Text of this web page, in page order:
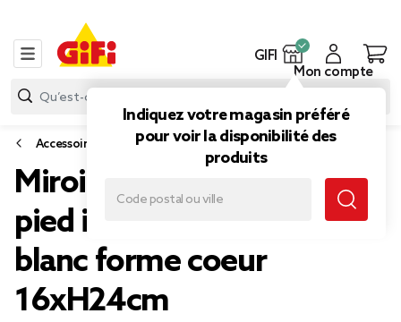
GIFI
Indiquez votre magasin préféré
pour voir la disponibilité des
produits
Mon compte
Accessoires salle de bain
Miroir lumineux LED sur
pied inclinable plastique
blanc forme coeur
16xH24cm